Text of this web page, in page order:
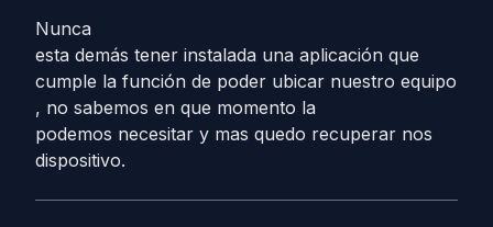
Nunca
esta demás tener instalada una aplicación que
cumple la función de poder ubicar nuestro equipo
, no sabemos en que momento la
podemos necesitar y mas quedo recuperar nos
dispositivo.